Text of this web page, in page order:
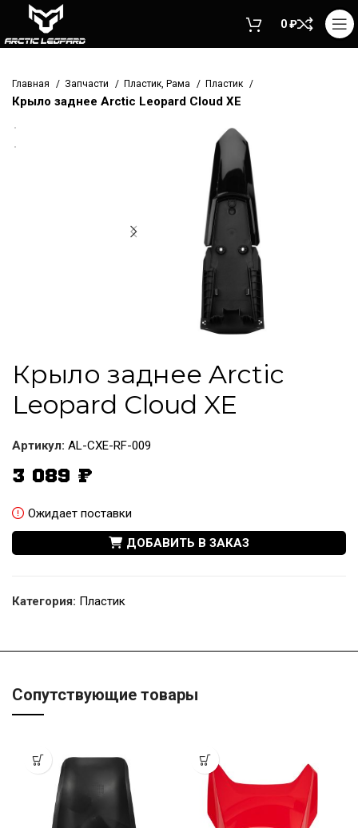
0₽
Главная Запчасти Пластик, Рама Пластик
Крыло заднее Arctic Leopard Cloud XE
Крыло заднее Arctic
Leopard Cloud XE
Артикул: AL-CXE-RF-009
3 089 ₽
Ожидает поставки
ДОБАВИТЬ В ЗАКАЗ
Категория: Пластик
Сопутствующие товары